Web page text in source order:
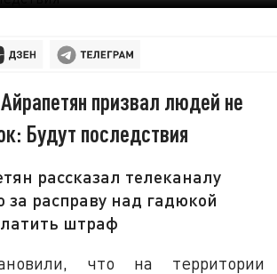
призвал людей не
Будут последствия
рассказал телеканалу
за расправу над гадюкой
штраф
что на территории